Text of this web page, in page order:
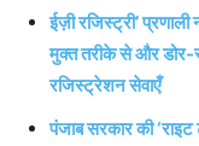
ईज़ी रजिस्ट्री’
मुक्त तरीके से और डोर-
रजिस्ट्रेशन सेवाएँ
पंजाब सरकार की